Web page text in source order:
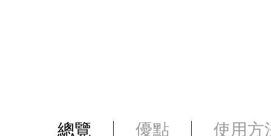
總覽 優點 使用方